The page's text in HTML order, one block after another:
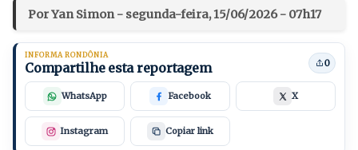
Por Yan Simon - segunda-feira, 15/06/2026 - 07h17
INFORMA RONDÔNIA
Compartilhe esta reportagem 0
WhatsApp Facebook X
Instagram Copiar link